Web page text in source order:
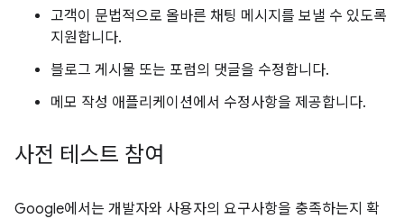
고객이 문법적으로 올바른 채팅 메시지를 보낼 수 있도록
지원합니다.
블로그 게시물 또는 포럼의 댓글을 수정합니다.
메모 작성 애플리케이션에서 수정사항을 제공합니다.
사전 테스트 참여
Google에서는 개발자와 사용자의 요구사항을 충족하는지 확